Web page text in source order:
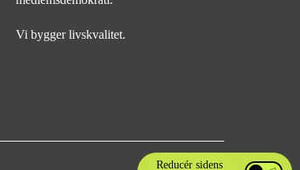
Reducér sidens
Vi bygger livskvalitet.